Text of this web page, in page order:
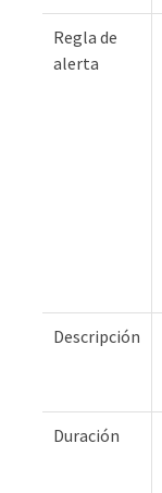
Regla de
alerta
Descripción
Duración